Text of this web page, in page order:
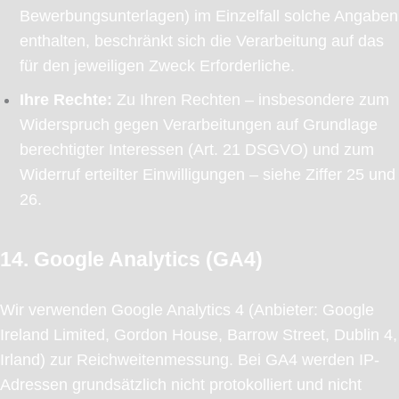
Bewerbungsunterlagen) im Einzelfall solche Angaben
enthalten, beschränkt sich die Verarbeitung auf das
für den jeweiligen Zweck Erforderliche.
Ihre Rechte: Zu Ihren Rechten – insbesondere zum
Widerspruch gegen Verarbeitungen auf Grundlage
berechtigter Interessen (Art. 21 DSGVO) und zum
Widerruf erteilter Einwilligungen – siehe Ziffer 25 und
26.
14. Google Analytics (GA4)
Wir verwenden Google Analytics 4 (Anbieter: Google
Ireland Limited, Gordon House, Barrow Street, Dublin 4,
Irland) zur Reichweitenmessung. Bei GA4 werden IP-
Adressen grundsätzlich nicht protokolliert und nicht